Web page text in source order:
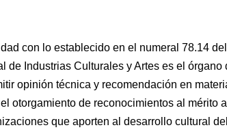
con lo establecido en el numeral 78.14
de Industrias Culturales y Artes es el
opinión técnica y recomendación en
otorgamiento de reconocimientos al mérito
que aporten al desarrollo cultural